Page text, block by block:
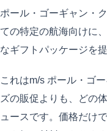
ポール・ゴーギャン・
ての特定の航海向けに
なギフトパッケージを提
これはm/s ポール・ゴ
ズの販促よりも、どの
ュースです。価格だけ